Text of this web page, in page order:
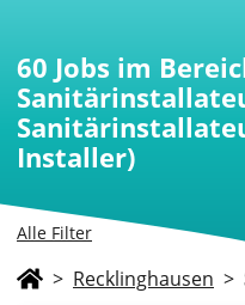
Alle Filter
60 Jobs im
Installer)
> Recklinghausen >